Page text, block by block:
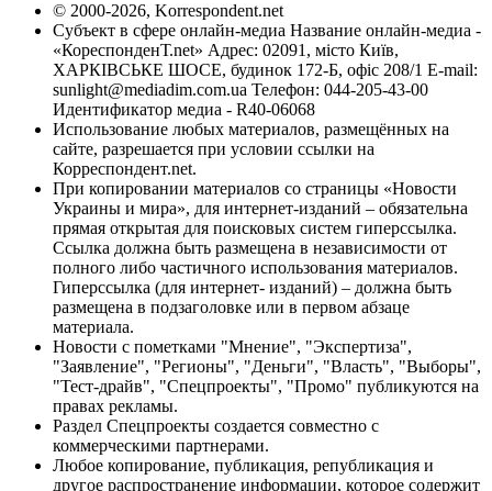
© 2000-2026, Korrespondent.net
Субъект в сфере онлайн-медиа Название онлайн-медиа -
«КореспонденТ.net» Адрес: 02091, місто Київ,
ХАРКІВСЬКЕ ШОСЕ, будинок 172-Б, офіс 208/1 E-mail:
sunlight@mediadim.com.ua Телефон: 044-205-43-00
Идентификатор медиа - R40-06068
Использование любых материалов, размещённых на
сайте, разрешается при условии ссылки на
Корреспондент.net.
При копировании материалов со страницы «Новости
Украины и мира», для интернет-изданий – обязательна
прямая открытая для поисковых систем гиперссылка.
Ссылка должна быть размещена в независимости от
полного либо частичного использования материалов.
Гиперссылка (для интернет- изданий) – должна быть
размещена в подзаголовке или в первом абзаце
материала.
Новости с пометками "Мнение", "Экспертиза",
"Заявление", "Регионы", "Деньги", "Власть", "Выборы",
"Тест-драйв", "Спецпроекты", "Промо" публикуются на
правах рекламы.
Раздел Спецпроекты создается совместно с
коммерческими партнерами.
Любое копирование, публикация, републикация и
другое распространение информации, которое содержит